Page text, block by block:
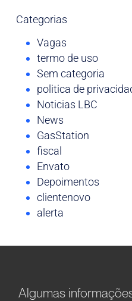
Categorias
Vagas
termo de uso
Sem categoria
politica de
Noticias LBC
News
GasStation
fiscal
Envato
Depoimentos
clientenovo
alerta
Algumas